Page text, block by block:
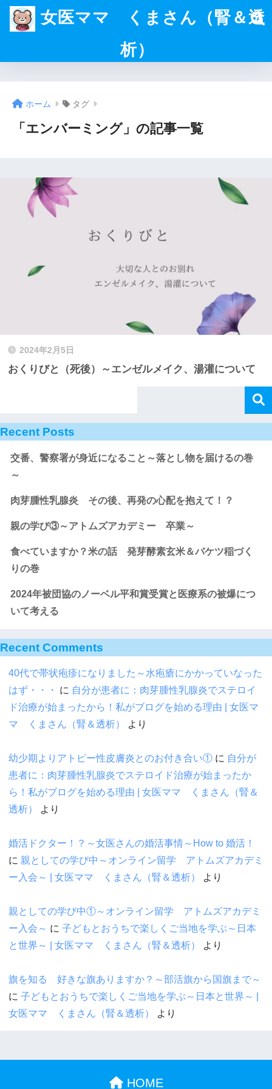
女医ママ くまさん（腎＆透
析）
ホーム タグ
「エンバーミング」の記事一覧
2024年2月5日
おくりびと（死後）～エンゼルメイク、湯灌について
Recent Posts
交番、警察署が身近になること～落とし物を届けるの巻
～
肉芽腫性乳腺炎 その後、再発の心配を抱えて！？
親の学び③～アトムズアカデミー 卒業～
食べていますか？米の話 発芽酵素玄米＆バケツ稲づく
りの巻
2024年被団協のノーベル平和賞受賞と医療系の被爆につ
いて考える
Recent Comments
40代で帯状疱疹になりました～水疱瘡にかかっていなった
はず・・・
に 自分が患者に：肉芽腫性乳腺炎でステロイ
ド治療が始まったから！私がブログを始める理由 | 女医マ
マ くまさん（腎＆透析）
より
幼少期よりアトピー性皮膚炎とのお付き合い① に 自分が
患者に：肉芽腫性乳腺炎でステロイド治療が始まったか
ら！私がブログを始める理由 | 女医ママ くまさん（腎＆
透析）
より
婚活ドクター！？～女医さんの婚活事情～How to 婚活！
に 親としての学び中～オンライン留学 アトムズアカデミ
ー入会～ | 女医ママ くまさん（腎＆透析）
より
親としての学び中①～オンライン留学 アトムズアカデミ
ー入会～ に 子どもとおうちで楽しくご当地を学ぶ～日本
と世界～ | 女医ママ くまさん（腎＆透析）
より
旗を知る 好きな旗ありますか？～部活旗から国旗まで～
に 子どもとおうちで楽しくご当地を学ぶ～日本と世界～ |
女医ママ くまさん（腎＆透析）
より
HOME